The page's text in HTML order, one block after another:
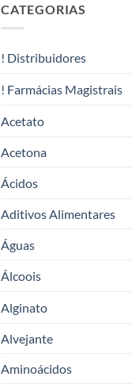
CATEGORIAS
! Distribuidores
! Farmácias Magistrais
Acetato
Acetona
Ácidos
Aditivos Alimentares
Águas
Álcoois
Alginato
Alvejante
Aminoácidos